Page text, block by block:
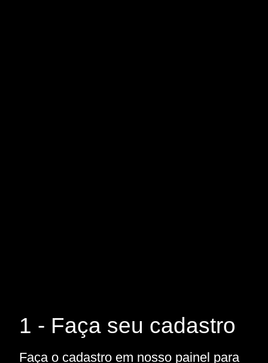
1 - Faça seu cadastro
Faça o cadastro em nosso painel para